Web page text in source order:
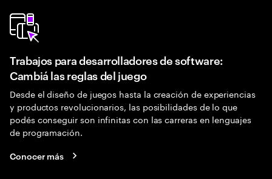
Trabajos para desarrolladores de software:
Cambiá las reglas del juego
Desde el diseño de juegos hasta la creación de experiencias
y productos revolucionarios, las posibilidades de lo que
podés conseguir son infinitas con las carreras en lenguajes
de programación.
Conocer más